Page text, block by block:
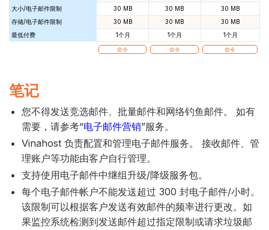
大小/电子邮件限制 30 MB 30 MB
30 MB
存储/电子邮件限制
30 MB 30 MB
30 MB
最低付费
1个月 1个月 1个月
命令 命令 命令
笔记
您不得发送竞选邮件、批量邮件和网络钓鱼邮件。 如有
需要，请参考“电子邮件营销”服务。
Vinahost 负责配置和管理电子邮件服务。 接收邮件、管
理账户等功能由客户自行管理。
支持使用电子邮件中继组升级/降级服务包。
每个电子邮件帐户不能发送超过 300 封电子邮件/小时。
该限制可以根据客户发送有效邮件的频率进行更改。如
果监控系统检测到发送邮件超过指定限制或请求垃圾邮